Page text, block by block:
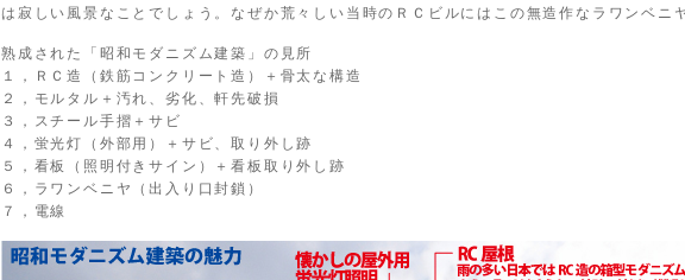
は寂しい風景なことでしょう。なぜか荒々しい当時のＲＣビルにはこの無造作なラワンベニ
熟成された「昭和モダニズム建築」の見所
１，ＲＣ造（鉄筋コンクリート造）＋骨太な構造
２，モルタル＋汚れ、劣化、軒先破損
３，スチール手摺＋サビ
４，蛍光灯（外部用）＋サビ、取り外し跡
５，看板（照明付きサイン）＋看板取り外し跡
６，ラワンベニヤ（出入り口封鎖）
７，電線